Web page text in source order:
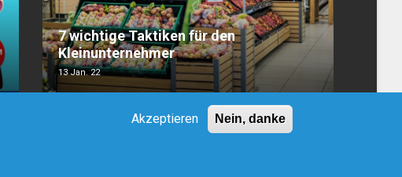
7 wichtige Taktiken für den
Kleinunternehmer
13 Jan. 22
Akzeptieren Nein, danke